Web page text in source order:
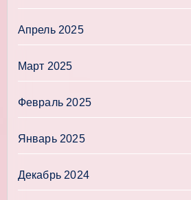
Апрель 2025
Март 2025
Февраль 2025
Январь 2025
Декабрь 2024